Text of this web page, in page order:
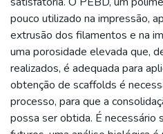
pouco utilizado na impressão,
extrusão dos filamentos e na
uma porosidade elevada que,
realizados, é adequada para
obtenção de scaffolds é
processo, para que a
possa ser obtida. É necessário